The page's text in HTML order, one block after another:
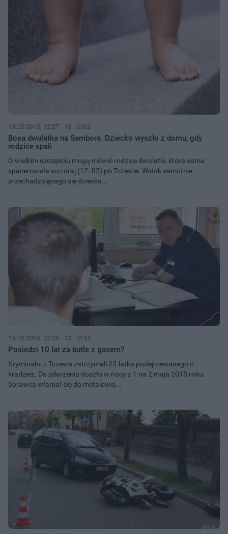
18.05.2015, 12:27 15 6362
Bosa dwulatka na Sambora. Dziecko wyszło z domu, gdy
rodzice spali
O wielkim szczęściu mogą mówić rodzice dwulatki, która sama
spacerowała wczoraj (17. 05) po Tczewie. Widok samotnie
przechadzającego się dziecka...
15.05.2015, 12:26 13 3114
Posiedzi 10 lat za butle z gazem?
Kryminalni z Tczewa zatrzymali 25-latka podejrzewanego o
kradzież. Do zdarzenia doszło w nocy z 1 na 2 maja 2015 roku.
Sprawca włamał się do metalowej...